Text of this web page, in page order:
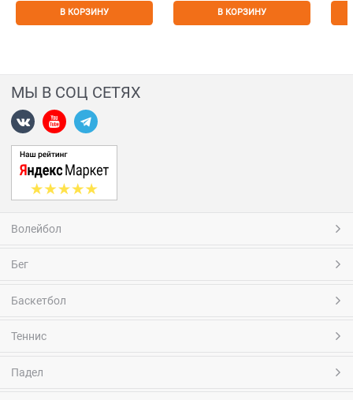
В КОРЗИНУ В КОРЗИНУ
МЫ В СОЦ СЕТЯХ
Волейбол
Бег
Баскетбол
Теннис
Падел